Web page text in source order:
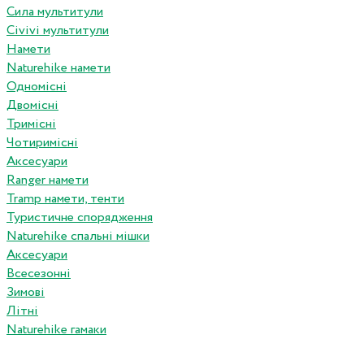
Сила мультитули
Civivi мультитули
Намети
Naturehike намети
Одномісні
Двомісні
Тримісні
Чотиримісні
Аксесуари
Ranger намети
Tramp намети, тенти
Туристичне спорядження
Naturehike спальні мішки
Аксесуари
Всесезонні
Зимові
Літні
Naturehike гамаки